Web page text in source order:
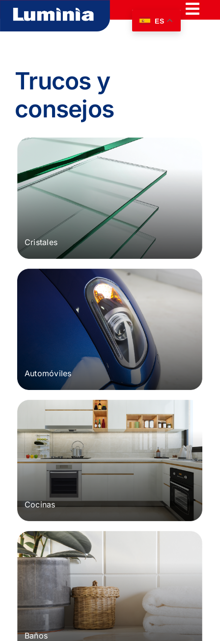
Skip
content
TECNOLOGÍA MICRO TECH
CONTACTO
Trucos y
consejos
Cristales
Automóviles
Cocinas
Baños
ES